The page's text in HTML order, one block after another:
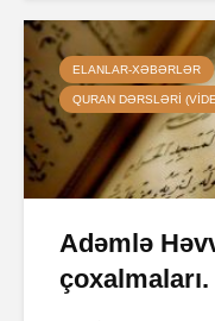
ELANLAR-XƏBƏRLƏR
QURAN DƏRSLƏRI
Adəmlə
çoxalmaları.